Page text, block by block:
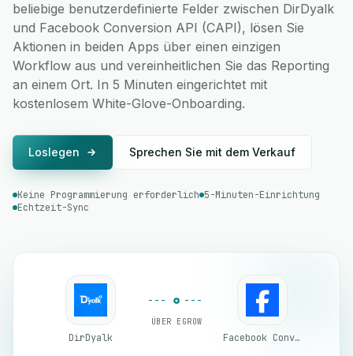
beliebige benutzerdefinierte Felder zwischen DirDyalk
und Facebook Conversion API (CAPI), lösen Sie
Aktionen in beiden Apps über einen einzigen
Workflow aus und vereinheitlichen Sie das Reporting
an einem Ort. In 5 Minuten eingerichtet mit
kostenlosem White-Glove-Onboarding.
Loslegen Sprechen Sie mit dem Verkauf
Keine Programmierung erforderlich 5-Minuten-Einrichtung
Echtzeit-Sync
DirDyalk
ÜBER EGROW
Facebook Conversion API (CAPI)